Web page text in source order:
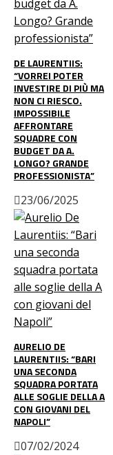
DE LAURENTIIS:
“VORREI POTER
INVESTIRE DI PIÙ MA
NON CI RIESCO.
IMPOSSIBILE
AFFRONTARE
SQUADRE CON
BUDGET DA A.
LONGO? GRANDE
PROFESSIONISTA”
23/06/2025
AURELIO DE
LAURENTIIS: “BARI
UNA SECONDA
SQUADRA PORTATA
ALLE SOGLIE DELLA A
CON GIOVANI DEL
NAPOLI”
07/02/2024